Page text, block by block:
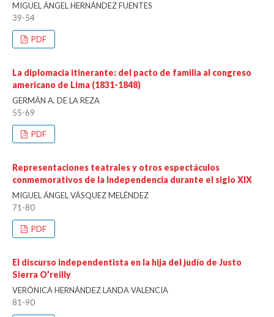
MIGUEL ÁNGEL HERNÁNDEZ FUENTES
39-54
PDF
La diplomacia itinerante: del pacto de familia al congreso
americano de Lima (1831-1848)
GERMÁN A. DE LA REZA
55-69
PDF
Representaciones teatrales y otros espectáculos
conmemorativos de la Independencia durante el siglo XIX
MIGUEL ÁNGEL VÁSQUEZ MELÉNDEZ
71-80
PDF
El discurso independentista en la hija del judío de Justo
Sierra O’reilly
VERÓNICA HERNÁNDEZ LANDA VALENCIA
81-90